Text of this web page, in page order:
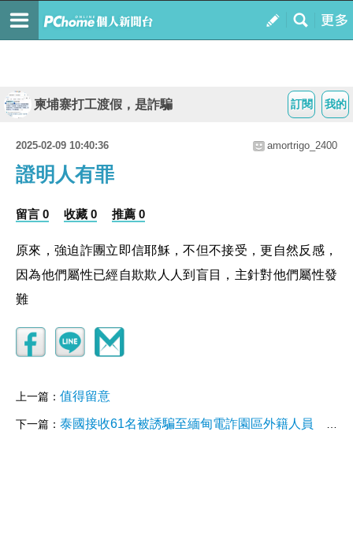
我的
訂閱
柬埔寨打工渡假，是詐騙
2025-02-09 10:40:36 amortrigo_2400
證明人有罪
留言 0 收藏 0 推薦 0
原來，強迫詐團立即信耶穌，不但不接受，更自然反感，
因為他們屬性已經自欺欺人人到盲目，主針對他們屬性發
難
上一篇： 值得留意
下一篇： 泰國接收61名被誘騙至緬甸電詐園區外籍人員 包括39名中國公民